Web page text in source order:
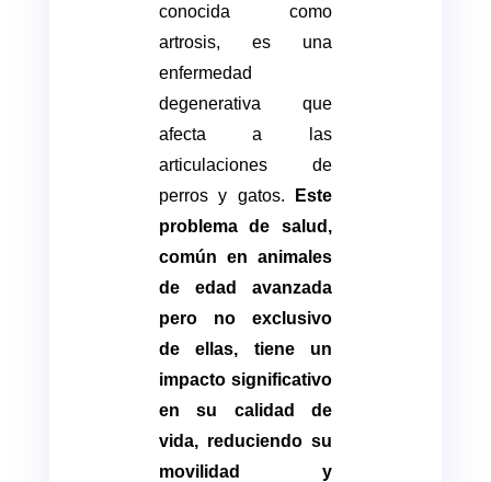
conocida como
artrosis, es una
enfermedad
degenerativa que
afecta a las
articulaciones de
perros y gatos.
Este
problema de salud,
común en animales
de edad avanzada
pero no exclusivo
de ellas, tiene un
impacto significativo
en su calidad de
vida, reduciendo su
movilidad y